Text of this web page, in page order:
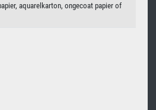
aquarelkarton, ongecoat papier of